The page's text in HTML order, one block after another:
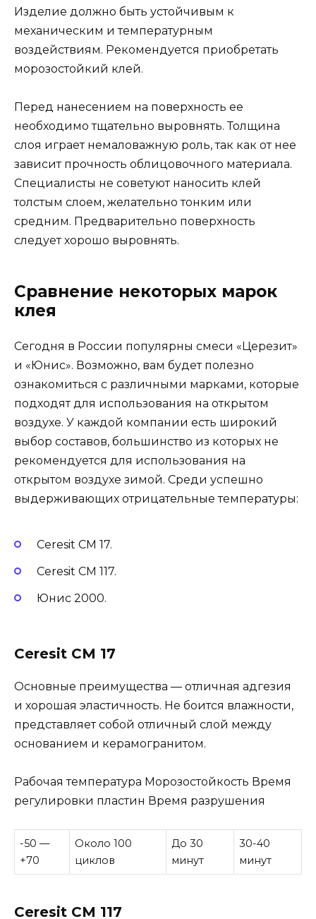
Изделие должно быть устойчивым к
механическим и температурным
воздействиям. Рекомендуется приобретать
морозостойкий клей.
Перед нанесением на поверхность ее
необходимо тщательно выровнять. Толщина
слоя играет немаловажную роль, так как от нее
зависит прочность облицовочного материала.
Специалисты не советуют наносить клей
толстым слоем, желательно тонким или
средним. Предварительно поверхность
следует хорошо выровнять.
Сравнение некоторых марок
клея
Сегодня в России популярны смеси «Церезит»
и «Юнис». Возможно, вам будет полезно
ознакомиться с различными марками, которые
подходят для использования на открытом
воздухе. У каждой компании есть широкий
выбор составов, большинство из которых не
рекомендуется для использования на
открытом воздухе зимой. Среди успешно
выдерживающих отрицательные температуры:
Ceresit CM 17.
Ceresit CM 117.
Юнис 2000.
Ceresit CM 17
Основные преимущества — отличная адгезия
и хорошая эластичность. Не боится влажности,
представляет собой отличный слой между
основанием и керамогранитом.
Рабочая температура Морозостойкость Время
регулировки пластин Время разрушения
-50 —
+70
Около 100
циклов
До 30
минут
30-40
минут
Ceresit CM 117